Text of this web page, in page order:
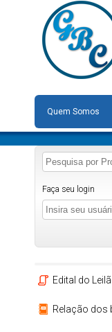
Quem Somos
Faça seu login
Edital do
Relação dos